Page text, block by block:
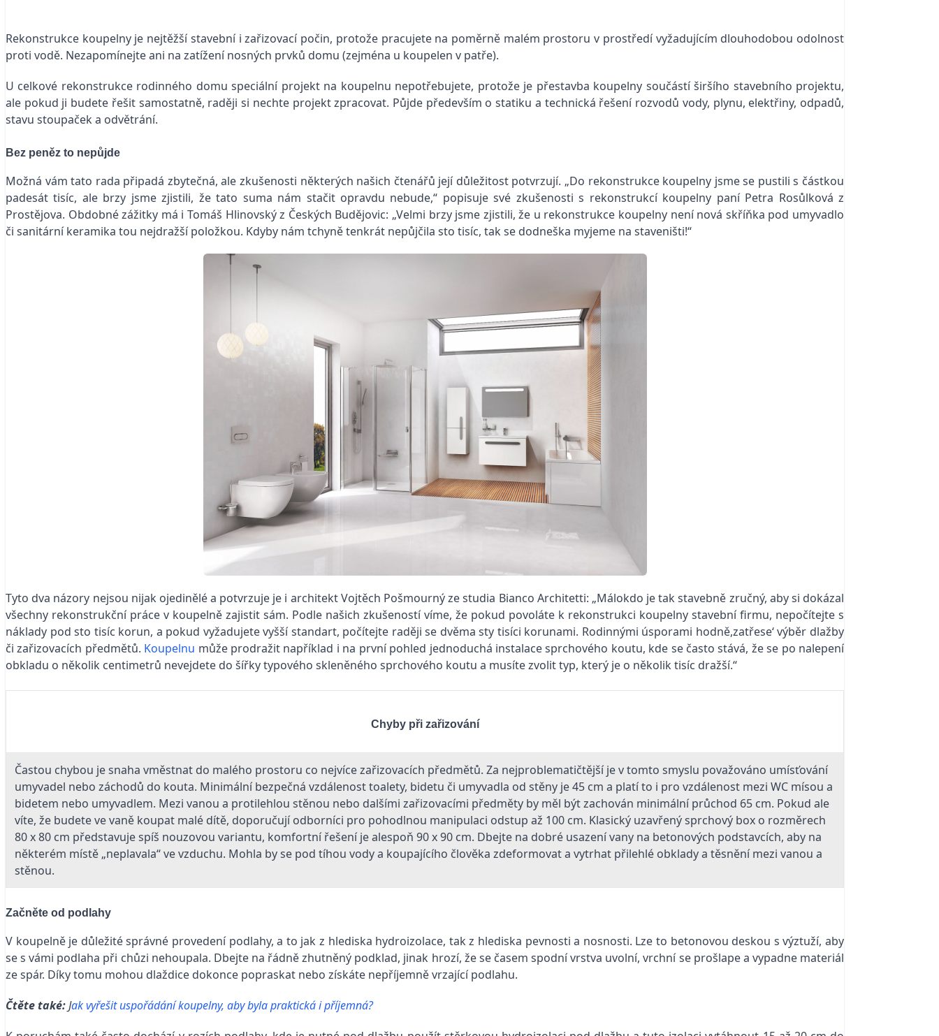
Rekonstrukce koupelny je nejtěžší stavební i zařizovací počin, protože pracujete na poměrně malém prostoru v prostředí vyžadujícím dlouhodobou odolnost
proti vodě. Nezapomínejte ani na zatížení nosných prvků domu (zejména u koupelen v patře).
U celkové rekonstrukce rodinného domu speciální projekt na koupelnu nepotřebujete, protože je přestavba koupelny součástí širšího stavebního projektu,
ale pokud ji budete řešit samostatně, raději si nechte projekt zpracovat. Půjde především o statiku a technická řešení rozvodů vody, plynu, elektřiny, odpadů,
stavu stoupaček a odvětrání.
Bez peněz to nepůjde
Možná vám tato rada připadá zbytečná, ale zkušenosti některých našich čtenářů její důležitost potvrzují. „Do rekonstrukce koupelny jsme se pustili s částkou
padesát tisíc, ale brzy jsme zjistili, že tato suma nám stačit opravdu nebude,“ popisuje své zkušenosti s rekonstrukcí koupelny paní Petra Rosůlková z
Prostějova. Obdobné zážitky má i Tomáš Hlinovský z Českých Budějovic: „Velmi brzy jsme zjistili, že u rekonstrukce koupelny není nová skříňka pod umyvadlo
či sanitární keramika tou nejdražší položkou. Kdyby nám tchyně tenkrát nepůjčila sto tisíc, tak se dodneška myjeme na staveništi!“
Tyto dva názory nejsou nijak ojedinělé a potvrzuje je i architekt Vojtěch Pošmourný ze studia Bianco Architetti: „Málokdo je tak stavebně zručný, aby si dokázal
všechny rekonstrukční práce v koupelně zajistit sám. Podle našich zkušeností víme, že pokud povoláte k rekonstrukci koupelny stavební firmu, nepočítejte s
náklady pod sto tisíc korun, a pokud vyžadujete vyšší standart, počítejte raději se dvěma sty tisíci korunami. Rodinnými úsporami hodně,zatřese‘ výběr dlažby
či zařizovacích předmětů. Koupelnu může prodražit například i na první pohled jednoduchá instalace sprchového koutu, kde se často stává, že se po nalepení
obkladu o několik centimetrů nevejdete do šířky typového skleněného sprchového koutu a musíte zvolit typ, který je o několik tisíc dražší.“
Chyby při zařizování
Častou chybou je snaha vměstnat do malého prostoru co nejvíce zařizovacích předmětů. Za nejproblematičtější je v tomto smyslu považováno umísťování
umyvadel nebo záchodů do kouta. Minimální bezpečná vzdálenost toalety, bidetu či umyvadla od stěny je 45 cm a platí to i pro vzdálenost mezi WC mísou a
bidetem nebo umyvadlem. Mezi vanou a protilehlou stěnou nebo dalšími zařizovacími předměty by měl být zachován minimální průchod 65 cm. Pokud ale
víte, že budete ve vaně koupat malé dítě, doporučují odborníci pro pohodlnou manipulaci odstup až 100 cm. Klasický uzavřený sprchový box o rozměrech
80 x 80 cm představuje spíš nouzovou variantu, komfortní řešení je alespoň 90 x 90 cm. Dbejte na dobré usazení vany na betonových podstavcích, aby na
některém místě „neplavala“ ve vzduchu. Mohla by se pod tíhou vody a koupajícího člověka zdeformovat a vytrhat přilehlé obklady a těsnění mezi vanou a
stěnou.
Začněte od podlahy
V koupelně je důležité správné provedení podlahy, a to jak z hlediska hydroizolace, tak z hlediska pevnosti a nosnosti. Lze to betonovou deskou s výztuží, aby
se s vámi podlaha při chůzi nehoupala. Dbejte na řádně zhutněný podklad, jinak hrozí, že se časem spodní vrstva uvolní, vrchní se prošlape a vypadne materiál
ze spár. Díky tomu mohou dlaždice dokonce popraskat nebo získáte nepříjemně vrzající podlahu.
Čtěte také:Jak vyřešit uspořádání koupelny, aby byla praktická i příjemná?